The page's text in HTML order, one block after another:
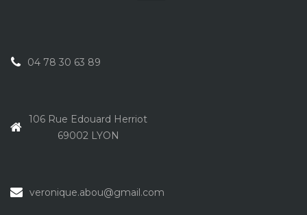
04 78 30 63 89
106 Rue Edouard Herriot
69002 LYON
veronique.abou@gmail.com